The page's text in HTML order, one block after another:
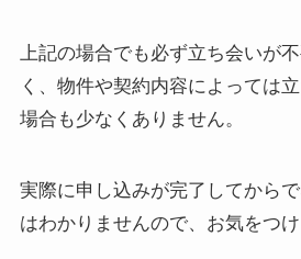
上記の場合でも必ず立ち会いが
く、物件や契約内容によっては
場合も少なくありません。
実際に申し込みが完了してから
はわかりませんので、お気をつけ